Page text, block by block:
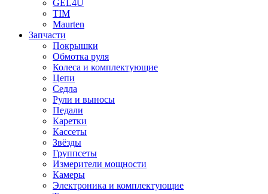
GEL4U
TIM
Maurten
Запчасти
Покрышки
Обмотка руля
Колеса и комплектующие
Цепи
Седла
Рули и выносы
Педали
Каретки
Кассеты
Звёзды
Группсеты
Измерители мощности
Камеры
Электроника и комплектующие